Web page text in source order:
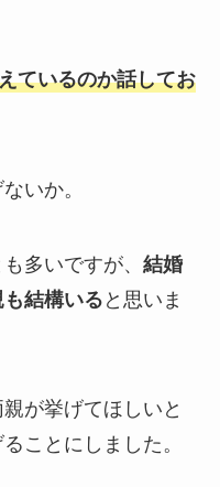
ているのか話してお
いか。
多いですが、 結婚
結構いる と思いま
が挙げてほしいと
ことにしました。